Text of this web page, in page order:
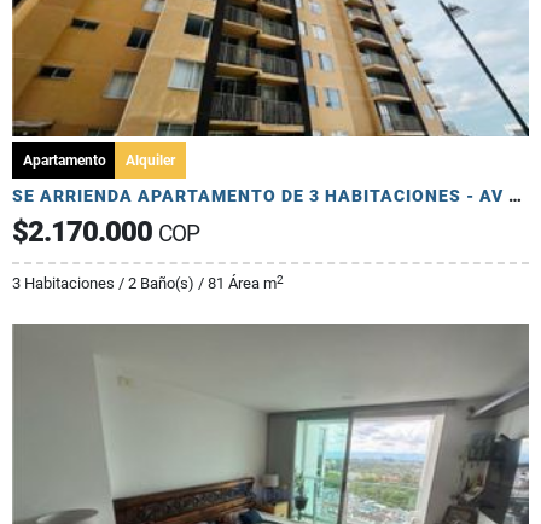
Apartamento Alquiler
SE ARRIENDA APARTAMENTO DE 3 HABITACIONES - AV 19 NORTE
$2.170.000 COP
3 Habitaciones / 2 Baño(s) / 81 Área m2